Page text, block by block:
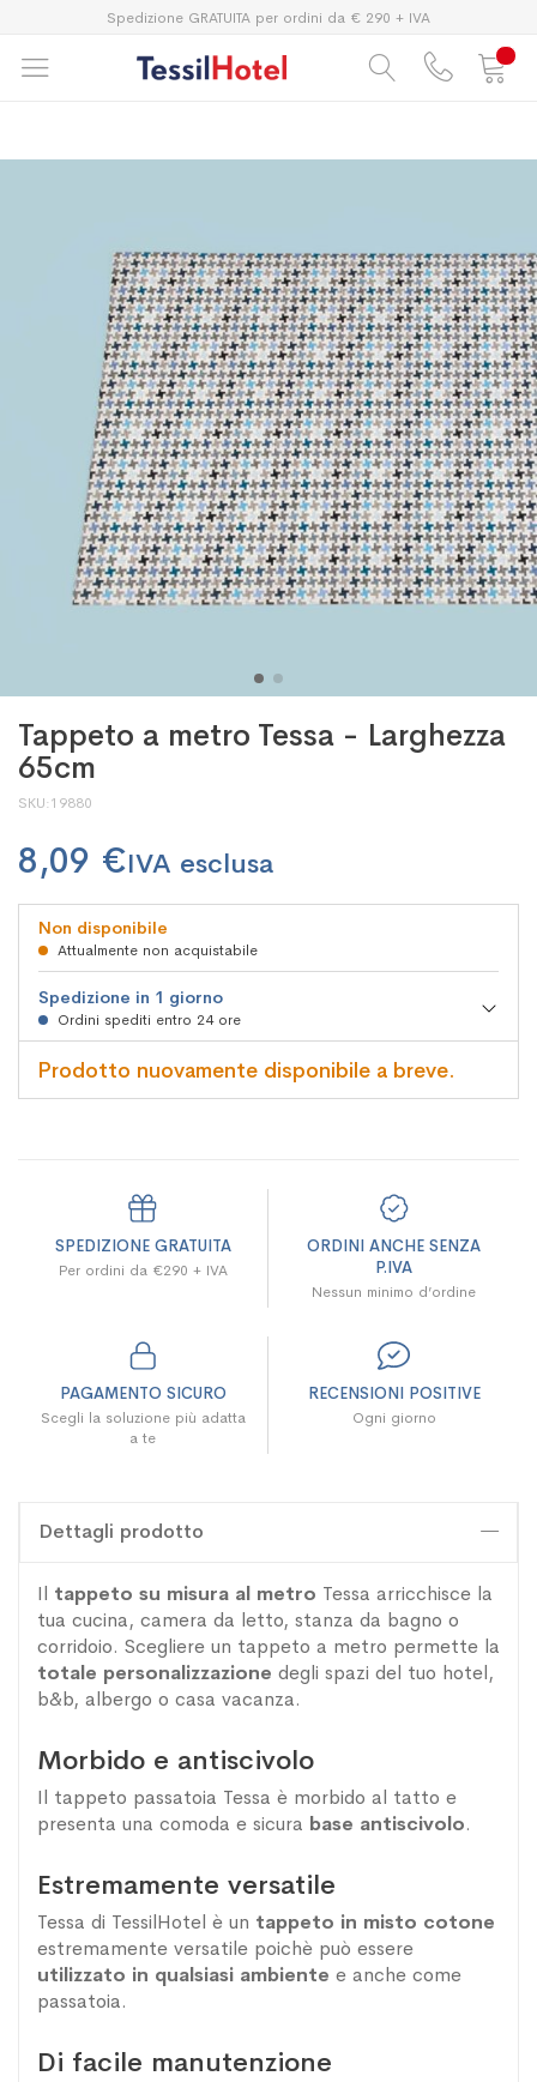
Spedizione GRATUITA per ordini da € 290 + IVA
Tappeto a metro Tessa - Larghezza
65cm
SKU 19880
Non disponibile
Attualmente non acquistabile
Spedizione in 1 giorno
Ordini spediti entro 24 ore
Prodotto nuovamente disponibile a breve.
8,09 €
SPEDIZIONE GRATUITA
Per ordini da €290 + IVA
ORDINI ANCHE SENZA
P.IVA
Nessun minimo d’ordine
PAGAMENTO SICURO
Scegli la soluzione più adatta
a te
RECENSIONI POSITIVE
Ogni giorno
Dettagli prodotto
Il tappeto su misura al metro Tessa arricchisce la
tua cucina, camera da letto, stanza da bagno o
corridoio. Scegliere un tappeto a metro permette la
totale personalizzazione degli spazi del tuo hotel,
b&b, albergo o casa vacanza.
Morbido e antiscivolo
Il tappeto passatoia Tessa è morbido al tatto e
presenta una comoda e sicura base antiscivolo.
Estremamente versatile
Tessa di TessilHotel è un tappeto in misto cotone
estremamente versatile poichè può essere
utilizzato in qualsiasi ambiente e anche come
passatoia.
Di facile manutenzione